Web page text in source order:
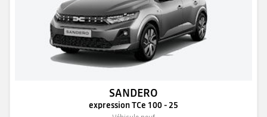
SANDERO
expression TCe 100 - 25